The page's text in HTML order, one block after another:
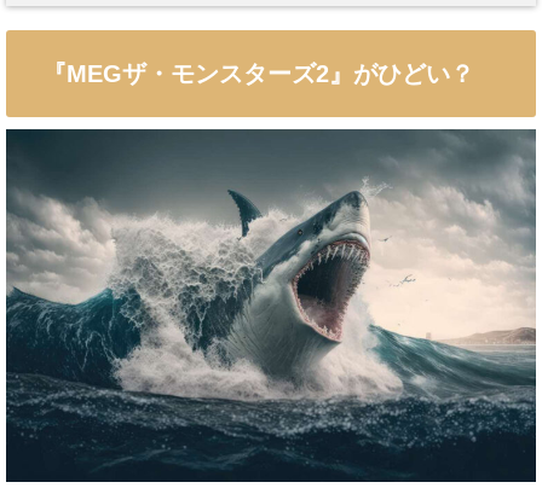
『MEGザ・モンスターズ2』がひどい？